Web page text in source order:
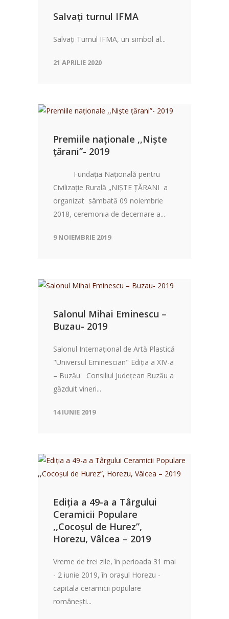
Salvați turnul IFMA
Salvaţi Turnul IFMA, un simbol al...
21 APRILIE 2020
Premiile naționale ,,Niște
țărani”- 2019
Fundația Națională pentru
Civilizație Rurală „NIȘTE ȚĂRANI a
organizat sâmbată 09 noiembrie
2018, ceremonia de decernare a...
9 NOIEMBRIE 2019
Salonul Mihai Eminescu –
Buzau- 2019
Salonul Internațional de Artă Plastică
"Universul Eminescian" Ediția a XIV-a
– Buzău Consiliul Județean Buzău a
găzduit vineri...
14 IUNIE 2019
Ediția a 49-a a Târgului
Ceramicii Populare
,,Cocoșul de Hurez”,
Horezu, Vâlcea – 2019
Vreme de trei zile, în perioada 31 mai
- 2 iunie 2019, în oraşul Horezu -
capitala ceramicii populare
româneşti...